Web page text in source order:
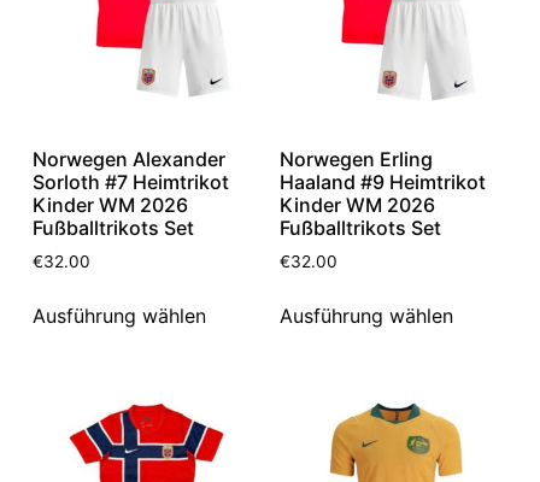
Norwegen Alexander
Sorloth #7 Heimtrikot
Kinder WM 2026
Fußballtrikots Set
€32.00
Ausführung wählen
Norwegen Erling
Haaland #9 Heimtrikot
Kinder WM 2026
Fußballtrikots Set
€32.00
Ausführung wählen